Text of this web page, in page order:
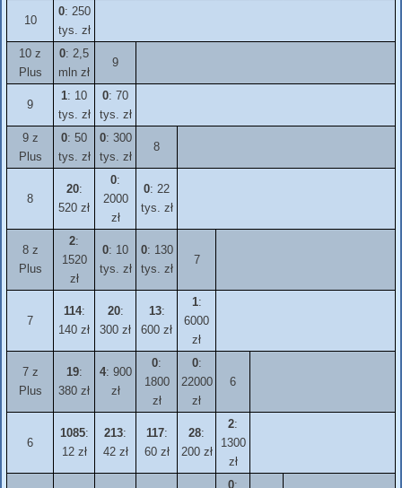
10
0: 250
tys. zł
10 z
Plus
0: 2,5
mln zł
9
9
1: 10
tys. zł
0: 70
tys. zł
9 z
Plus
0: 50
tys. zł
0: 300
tys. zł
8
8
20:
520 zł
0:
2000
zł
0: 22
tys. zł
8 z
Plus
2:
1520
zł
0: 10
tys. zł
0: 130
tys. zł
7
7
114:
140 zł
20:
300 zł
13:
600 zł
1:
6000
zł
7 z
Plus
19:
380 zł
4: 900
zł
0:
1800
zł
0:
22000
zł
6
6
1085:
12 zł
213:
42 zł
117:
60 zł
28:
200 zł
2:
1300
zł
0: